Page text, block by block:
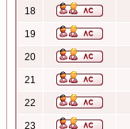
18
19
20
21
22
23